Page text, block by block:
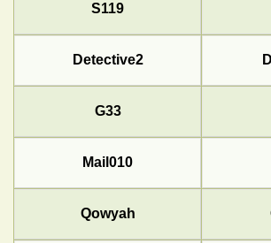
S119
Detective2
G33
Mail010
Qowyah